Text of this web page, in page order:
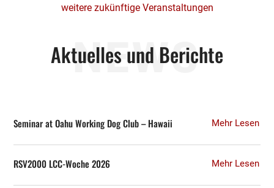
weitere zukünftige Veranstaltungen
Aktuelles und Berichte
NEWS
Seminar at Oahu Working Dog Club – Hawaii Mehr Lesen
RSV2000 LCC-Woche 2026 Mehr Lesen